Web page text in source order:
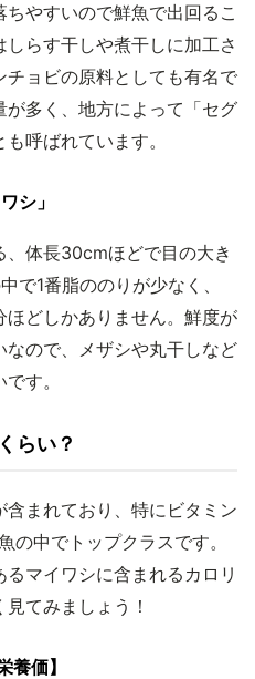
やすいので鮮魚で出回るこ
らす干しや煮干しに加工さ
ョビの原料としても有名で
多く、地方によって「セグ
呼ばれています。
シ」
、体長30cmほどで目の大き
で1番脂ののりが少なく、
どしかありません。鮮度が
ので、メザシや丸干しなど
す。
らい？
まれており、特にビタミン
の中でトップクラスです。
マイワシに含まれるカロリ
てみましょう！
養価】